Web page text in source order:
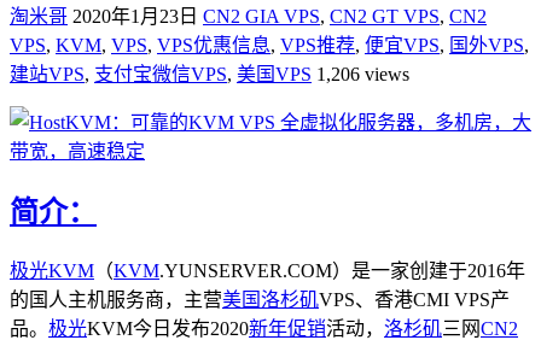
淘米哥 2020年1月23日 CN2 GIA VPS, CN2 GT VPS, CN2
VPS, KVM, VPS, VPS优惠信息, VPS推荐, 便宜VPS, 国外VPS,
建站VPS, 支付宝微信VPS, 美国VPS 1,206 views
简介：
极光KVM （KVM.YUNSERVER.COM）是一家创建于2016年
的国人主机服务商，主营美国洛杉矶VPS、香港CMI VPS产
品。 极光KVM今日发布2020新年促销活动， 洛杉矶三网CN2